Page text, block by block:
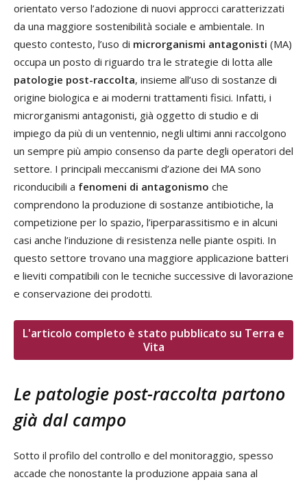
orientato verso l’adozione di nuovi approcci caratterizzati
da una maggiore sostenibilità sociale e ambientale. In
questo contesto, l’uso di microrganismi antagonisti (MA)
occupa un posto di riguardo tra le strategie di lotta alle
patologie post-raccolta, insieme all’uso di sostanze di
origine biologica e ai moderni trattamenti fisici. Infatti, i
microrganismi antagonisti, già oggetto di studio e di
impiego da più di un ventennio, negli ultimi anni raccolgono
un sempre più ampio consenso da parte degli operatori del
settore. I principali meccanismi d’azione dei MA sono
riconducibili a fenomeni di antagonismo che
comprendono la produzione di sostanze antibiotiche, la
competizione per lo spazio, l’iperparassitismo e in alcuni
casi anche l’induzione di resistenza nelle piante ospiti. In
questo settore trovano una maggiore applicazione batteri
e lieviti compatibili con le tecniche successive di lavorazione
e conservazione dei prodotti.
L'articolo completo è stato pubblicato su Terra e
Vita
Le patologie post-raccolta partono
già dal campo
Sotto il profilo del controllo e del monitoraggio, spesso
accade che nonostante la produzione appaia sana al